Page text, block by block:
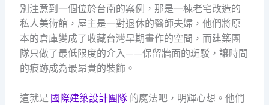
別注意到一個位於台南的案例，那是一棟老宅改造的
私人美術館，屋主是一對退休的醫師夫婦，他們將原
本的倉庫變成了收藏台灣早期畫作的空間，而建築團
隊只做了最低限度的介入——保留牆面的斑駁，讓時間
的痕跡成為最昂貴的裝飾。
這就是 國際建築設計團隊的魔法吧，明輝心想。他們